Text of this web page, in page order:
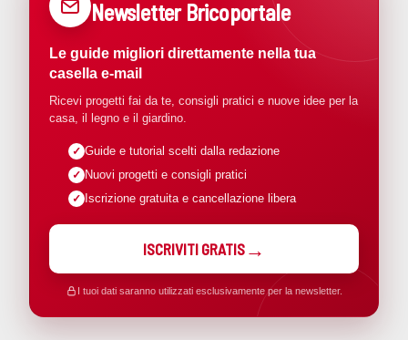
Newsletter Bricoportale
Le guide migliori direttamente nella tua
casella e-mail
Ricevi progetti fai da te, consigli pratici e nuove idee per la
casa, il legno e il giardino.
Guide e tutorial scelti dalla redazione
Nuovi progetti e consigli pratici
Iscrizione gratuita e cancellazione libera
ISCRIVITI GRATIS
I tuoi dati saranno utilizzati esclusivamente per la newsletter.